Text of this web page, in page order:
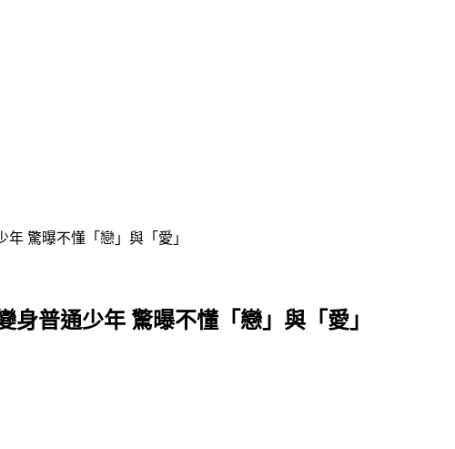
年 驚曝不懂「戀」與「愛」
身普通少年 驚曝不懂「戀」與「愛」